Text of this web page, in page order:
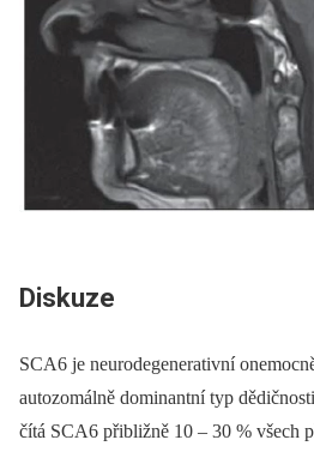
Diskuze
SCA6 je neurodegenerativní
autozomálně dominantní typ
čítá SCA6 přibližně 10 –⁠ 30 % všech